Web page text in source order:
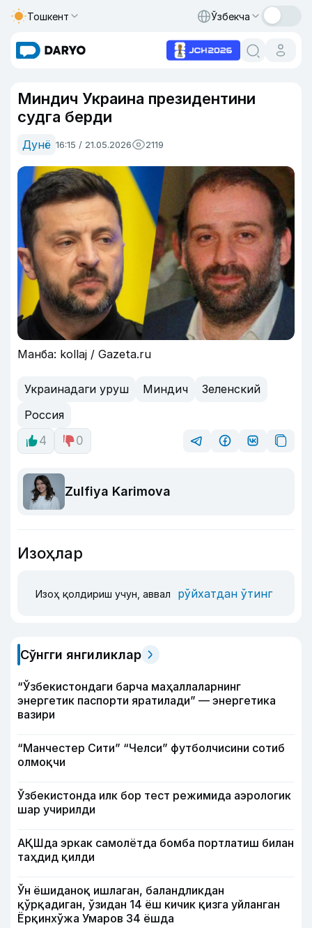
Тошкент Ўзбекча
Миндич Украина президентини
судга берди
Дунё 16:15 / 21.05.2026 2119
Манба: kollaj / Gazeta.ru
Украинадаги уруш Миндич
Зеленский
Россия
4
0
Zulfiya Karimova
Изоҳлар
Изоҳ қолдириш учун, аввал рўйхатдан ўтинг
Сўнгги янгиликлар
“Ўзбекистондаги барча маҳаллаларнинг
энергетик паспорти яратилади” — энергетика
вазири
“Манчестер Сити” “Челси” футболчисини сотиб
олмоқчи
Ўзбекистонда илк бор тест режимида аэрологик
шар учирилди
АҚШда эркак самолётда бомба портлатиш билан
таҳдид қилди
Ўн ёшиданоқ ишлаган, баландликдан
қўрқадиган, ўзидан 14 ёш кичик қизга уйланган
Ёрқинхўжа Умаров 34 ёшда